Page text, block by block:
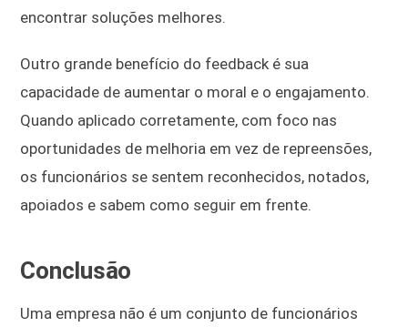
encontrar soluções melhores.
Outro grande benefício do feedback é sua
capacidade de aumentar o moral e o engajamento.
Quando aplicado corretamente, com foco nas
oportunidades de melhoria em vez de repreensões,
os funcionários se sentem reconhecidos, notados,
apoiados e sabem como seguir em frente.
Conclusão
Uma empresa não é um conjunto de funcionários